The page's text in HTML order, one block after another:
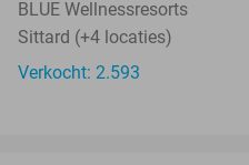
BLUE Wellnessresorts
Sittard (+4 locaties)
Verkocht: 2.593